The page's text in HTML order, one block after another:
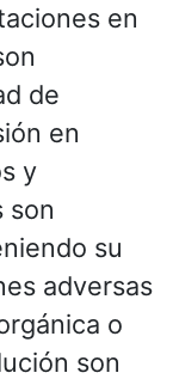
en
de
en
y
son
su
adversas
o
son